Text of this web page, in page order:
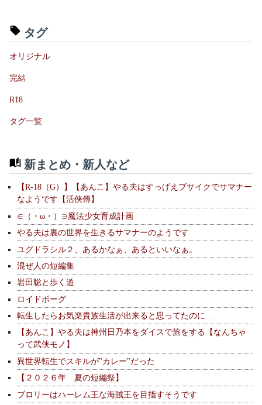
タグ
オリジナル
完結
R18
タグ一覧
新まとめ・新人など
【R-18（G）】【あんこ】やる夫はすっげえブサイクでサマナー
なようです【活俠傳】
∈（・ω・）∋魔法少女育成計画
やる夫は裏の世界を生きるサマナーのようです
ユグドラシル２、あるかなぁ、あるといいなぁ。
混ぜ人の短編集
岩田聡と歩く道
ロイドボーグ
転生したらお気楽貴族生活が出来ると思ってたのに…
【あんこ】やる夫は神州日乃本をダイスで旅をする【なんちゃ
って武侠モノ】
異世界転生でスキルが"カレー"だった
【２０２６年 夏の短編祭】
ブロリーはハーレム王な海賊王を目指すそうです